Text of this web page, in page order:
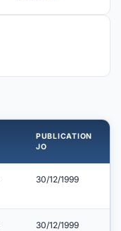
PUBLICATION
JO
30/12/1999
30/12/1999